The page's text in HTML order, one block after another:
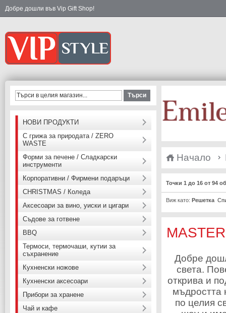
Добре дошли във Vip Gift Shop!
Начало
Точки 1 до 16 от 94
Виж като: Решетка
Добре
света.
открива и
мъдростта
по целия
Търси
НОВИ ПРОДУКТИ
С грижа за природата / ZERO
WASTE
Форми за печене / Сладкарски
инструменти
Корпоративни / Фирмени подаръци
CHRISTMAS / Коледа
Аксесоари за вино, уиски и цигари
Съдове за готвене
BBQ
Термоси, термочаши, кутии за
съхранение
Кухненски ножове
Кухненски аксесоари
Прибори за хранене
Чай и кафе